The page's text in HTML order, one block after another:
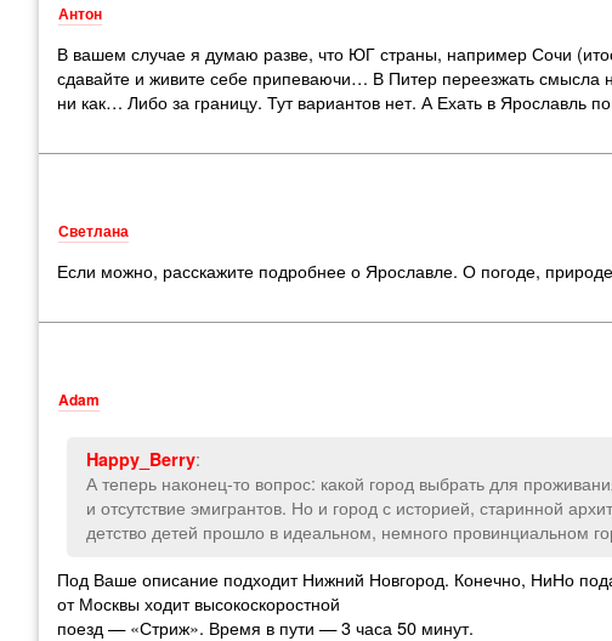
Антон
В вашем случае я думаю разве, что ЮГ страны, например Сочи
сдавайте и живите себе припеваючи… В Питер переезжать
ни как… Либо за границу. Тут вариантов нет. А Ехать в
Светлана
Если можно, расскажите подробнее о Ярославле. О погоде,
Adam
Happy_Berry:
А теперь наконец-то вопрос: какой город выбрать для
и отсутствие эмигрантов. Но и город с историей, старинной
детство детей прошло в идеальном, немного провинциальном
Под Ваше описание подходит Нижний Новгород. Конечно, НиНо
от Москвы ходит высокоскоростной
поезд — «Стриж». Время в пути — 3 часа 50 минут.